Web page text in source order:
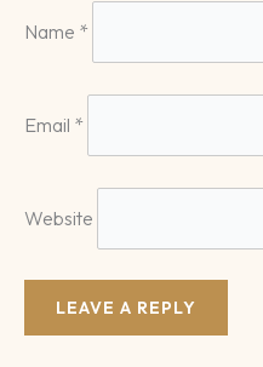
Name *
Email *
Website